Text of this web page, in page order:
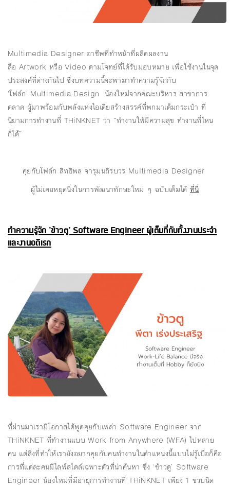
Multimedia Designer อาชีพที่ทำหน้าที่ผลิตผลงาน
สื่อ Artwork หรือ Video ตามโจทย์ที่ได้รับมอบหมาย เพื่อใช้งานในจุด
ประสงค์ที่ต่างกันไป ซึ่งบทความนี้จะพามาทำความรู้จักกับ
'โฟล์ก' Multimedia Design น้องใหม่จากคณะบริหาร สาขาการ
ตลาด ผู้มาพร้อมกับพลังแห่งไอเดียสร้างสรรค์ที่พกมาเต็มกระเป๋า ที่
นิยามการทำงานที่ THiNKNET ว่า “ทำงานให้มีความสุข ทำงานที่ไหน
ก็ได้”
คุยกับโฟล์ก สิทธิพล จารุมนถิรบวร Multimedia Designer
ผู้ไม่เคยหยุดนิ่งในการพัฒนาทักษะใหม่ ๆ ฉบับเต็มได้ ที่นี่
ทำความรู้จัก 'ข้าวตู' Software Engineer ผู้เต็มที่กับทั้งงานประจำ
และงานอดิเรก
ที่ผ่านมาเรามีโอกาสได้พูดคุยกับเหล่า Software Engineer จาก
THiNKNET ที่ทำงานแบบ Work from Anywhere (WFA) ไปหลาย
คน แต่สิ่งที่ทำให้เรายังอยากคุยกับคนทำงานในตำแหน่งนี้แบบไม่รู้เบื่อก็คือ
การที่แต่ละคนมีไลฟ์สไตล์เฉพาะตัวที่น่าค้นหา ซึ่ง ‘ข้าวตู’ Software
Engineer น้องใหม่ที่มีอายุการทำงานที่ THiNKNET เพียง 1 ขวบนิด